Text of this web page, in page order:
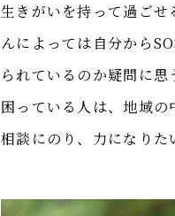
生きがいを持って過ご
んによっては自分から
られているのか疑問に
困っている人は、地域
相談にのり、力になりた